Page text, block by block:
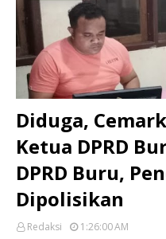
Diduga,
Ketua DPRD
DPRD Buru,
Dipolisikan
Redaksi 1:26:00 AM